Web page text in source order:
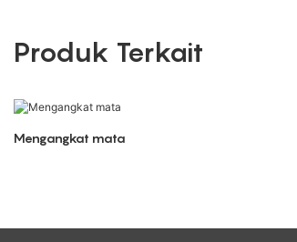
Produk Terkait
Mengangkat mata